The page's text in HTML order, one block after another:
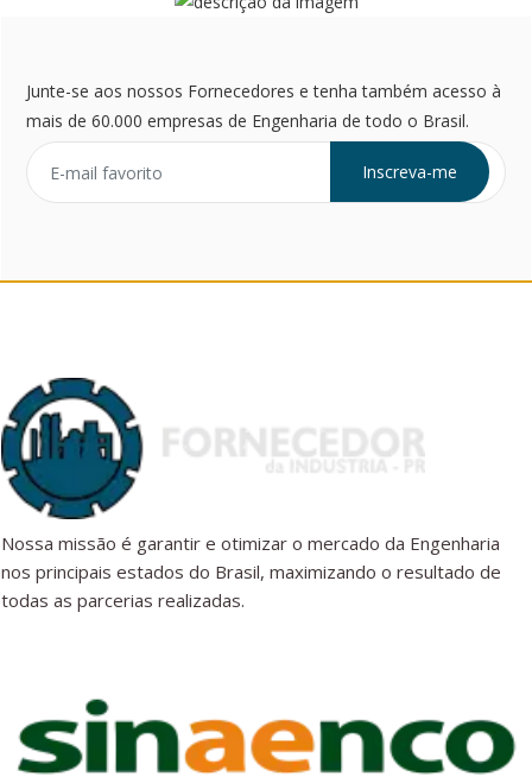
Junte-se aos nossos Fornecedores e tenha também acesso à
mais de 60.000 empresas de Engenharia de todo o Brasil.
Inscreva-me
Nossa missão é garantir e otimizar o mercado da Engenharia
nos principais estados do Brasil, maximizando o resultado de
todas as parcerias realizadas.